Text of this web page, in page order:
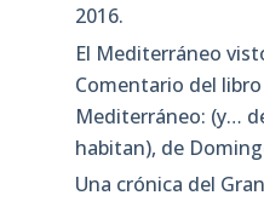
2016.
El Mediterráneo
Comentario del
Mediterráneo: (y…
habitan), de
Una crónica del